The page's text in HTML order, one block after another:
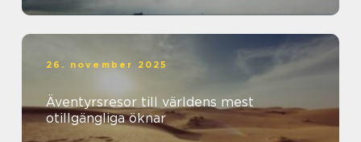
26. november 2025
Äventyrsresor till världens mest
otillgängliga öknar